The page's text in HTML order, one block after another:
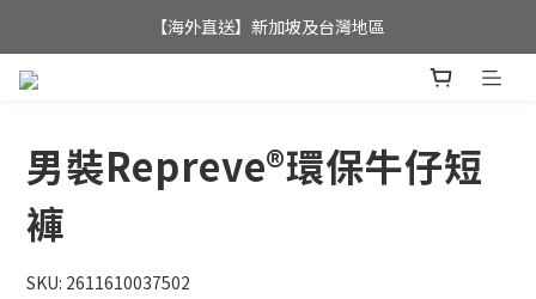
全店滿$350，即可享港澳地區免運費;
【海外直送】新加坡及台灣地區
男裝Repreve®環保牛仔短
褲
SKU: 2611610037502